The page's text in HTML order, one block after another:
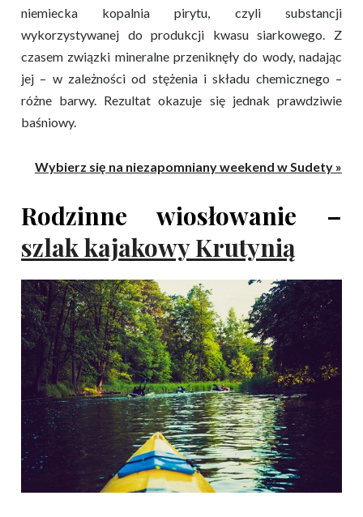
niemiecka kopalnia pirytu, czyli substancji
wykorzystywanej do produkcji kwasu siarkowego. Z
czasem związki mineralne przeniknęły do wody, nadając
jej – w zależności od stężenia i składu chemicznego –
różne barwy. Rezultat okazuje się jednak prawdziwie
baśniowy.
Wybierz się na niezapomniany weekend w Sudety »
Rodzinne wiosłowanie –
szlak kajakowy Krutynią